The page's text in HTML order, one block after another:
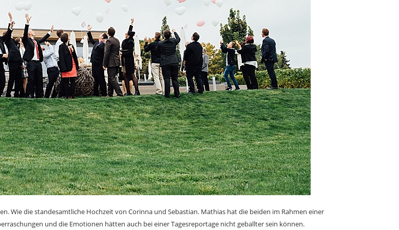
Wie die standesamtliche Hochzeit von Corinna und Sebastian. Mathias hat die beiden im Rahmen einer
und die Emotionen hätten auch bei einer Tagesreportage nicht geballter sein können.